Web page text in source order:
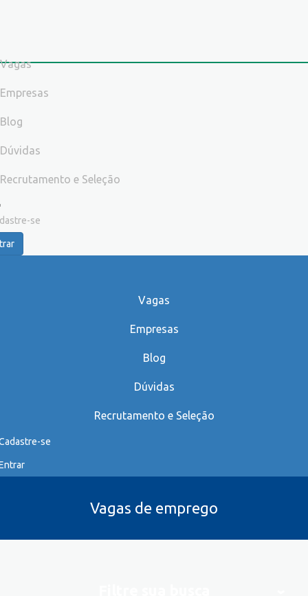
Vagas
Empresas
Blog
Dúvidas
Recrutamento e Seleção
se
Vagas
Empresas
Blog
Dúvidas
Recrutamento e Seleção
se
Vagas de emprego